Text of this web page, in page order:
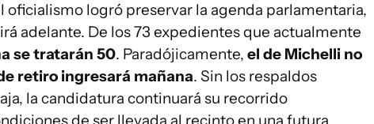
oficialismo logró preservar la agenda parlamentaria,
adelante. De los 73 expedientes que actualmente
se tratarán 50. Paradójicamente, el de Michelli no
retiro ingresará mañana. Sin los respaldos
la candidatura continuará su recorrido